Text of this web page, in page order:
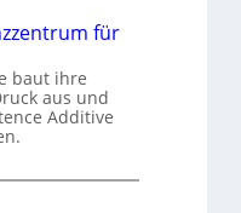
für
baut ihre
aus und
Additive